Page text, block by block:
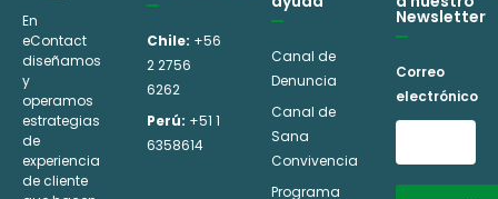
En
eContact
diseñamos
y
operamos
estrategias
de
experiencia
de cliente
Chile: +56
2 2756
6262
Perú: +51 1
6358614
Canal de
Denuncia
Canal de
Sana
Convivencia
Programa
Newsletter
Correo
electrónico